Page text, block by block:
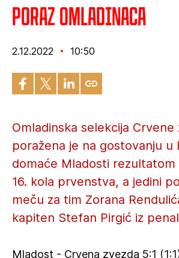
Poraz omladinaca
2.12.2022 10:50
Omladinska selekcija Crvene
poražena je na gostovanju u
domaće Mladosti rezultatom
16. kola prvenstva, a jedini
meču za tim Zorana
kapiten Stefan Pirgić iz
Mladost - Crvena zvezda 5:1